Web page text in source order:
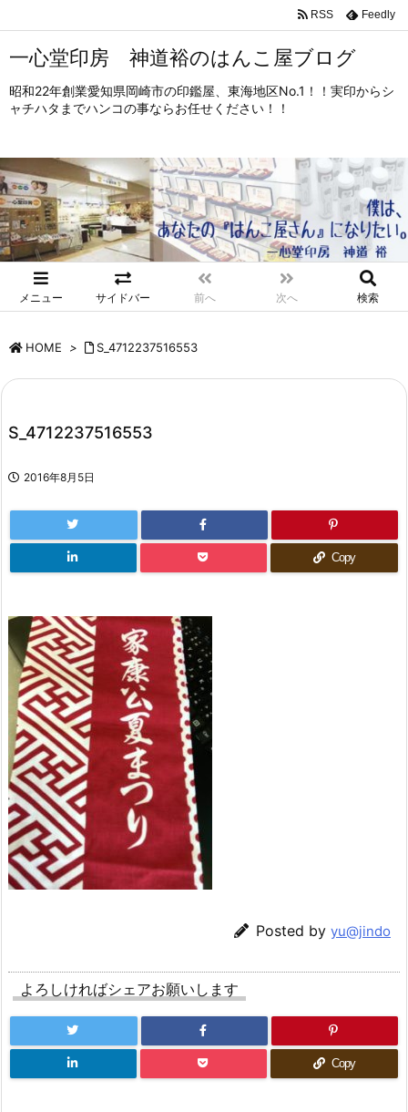
一心堂印房 神道裕のはんこ屋ブログ
昭和22年創業愛知県岡崎市の印鑑屋、東海地区No.1！！実印からシ
ャチハタまでハンコの事ならお任せください！！
メニュー サイドバー 前へ 次へ 検索
RSS Feedly
HOME > S_4712237516553
S_4712237516553
2016年8月5日
Copy
Posted by yu@jindo
よろしければシェアお願いします
Copy